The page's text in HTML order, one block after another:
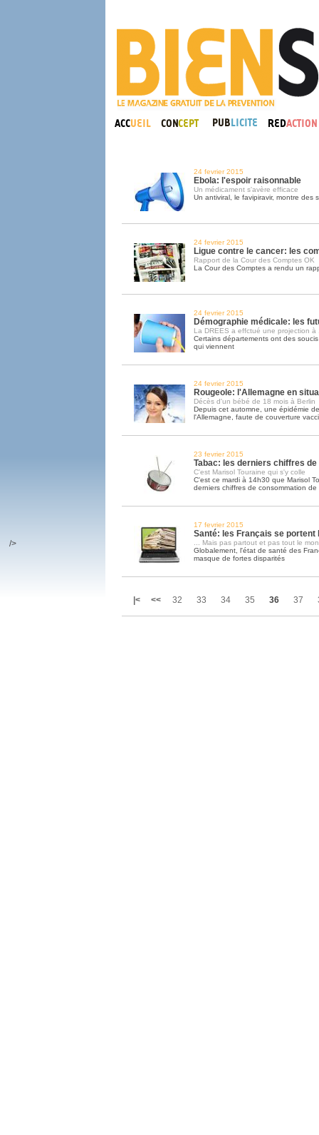
24 fevrier 2015
Ebola: l'espoir raisonnable
Un médicament s'avère efficace
Un antiviral, le favipiravir, montre des
24 fevrier 2015
Ligue contre le cancer: les
Rapport de la Cour des Comptes OK
La Cour des Comptes a rendu un
24 fevrier 2015
Démographie médicale: les
La DREES a effctué une projection à
Certains départements ont des
qui viennent
24 fevrier 2015
Rougeole: l'Allemagne en
Décès d'un bébé de 18 mois à Berlin
Depuis cet automne, une épidémie
l'Allemagne, faute de couverture
23 fevrier 2015
Tabac: les derniers chiffres
C'est Marisol Touraine qui s'y colle
C'est ce mardi à 14h30 que Marisol
derniers chiffres de consommation de
17 fevrier 2015
Santé: les Français se portent
... Mais pas partout et pas tout le
Globalement, l'état de santé des
masque de fortes disparités
|< << 32 33 34 35 36 37
/>